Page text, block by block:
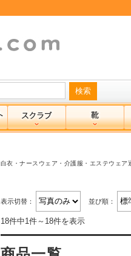
白衣・ナースウェア・介護服・エステウェア
表示切替： 並び順：
18件中1件～18件を表示